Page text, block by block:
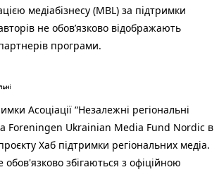
медіабізнесу (MBL) за підтримки
не обов’язково відображають
програми.
Асоціації “Незалежні регіональні
Foreningen Ukrainian Media Fund Nordic в
Хаб підтримки регіональних медіа.
обов'язково збігаються з офіційною